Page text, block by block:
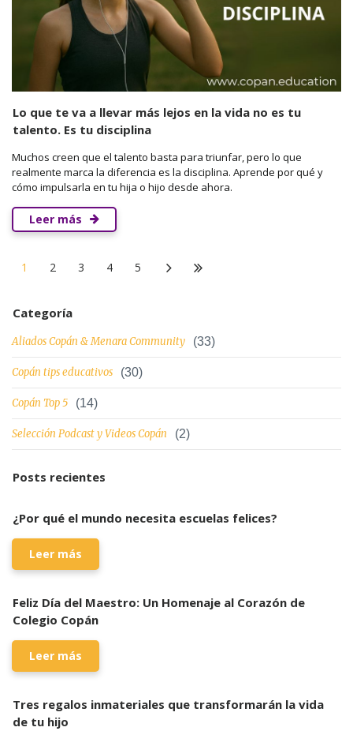
Lo que te va a llevar más lejos en la vida no es tu
talento. Es tu disciplina
Muchos creen que el talento basta para triunfar, pero lo que
realmente marca la diferencia es la disciplina. Aprende por qué y
cómo impulsarla en tu hija o hijo desde ahora.
Leer más
1 2 3 4 5
Categoría
Aliados Copán & Menara Community (33)
Copán tips educativos (30)
Copán Top 5 (14)
Selección Podcast y Videos Copán (2)
Posts recientes
¿Por qué el mundo necesita escuelas felices?
Leer más
Feliz Día del Maestro: Un Homenaje al Corazón de
Colegio Copán
Leer más
Tres regalos inmateriales que transformarán la vida
de tu hijo